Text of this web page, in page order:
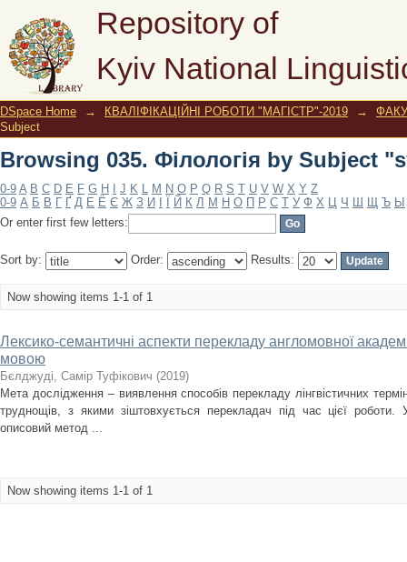
Repository of
Kyiv National
Browsing 035. Філологія by Subject
DSpace Home → КВАЛІФІКАЦІЙНІ РОБОТИ "МАГІСТР"-2019 →
Subject
Browsing 035. Філологія by Subject
0-9 A B C D E F G H J K L M N O P Q R S T U V W X Y Z
0-9 А Б В Г Ґ Д Е Ё Є Ж З И Й К Л М Н О П Р С Т У Ф Х Ц Ч Ш Щ Ъ Ы
Or enter first few letters:
Sort by: Order: Results:
Now showing items 1-1 of 1
Лексико-семантичні аспекти перекладу англомовної
мовою
Бєлджуді, Самір Туфікович (2019)
Мета дослідження – виявлення способів перекладу лінгвістичних
труднощів, з якими зіштовхується перекладач під час цієї роботи.
описовий метод ...
Now showing items 1-1 of 1